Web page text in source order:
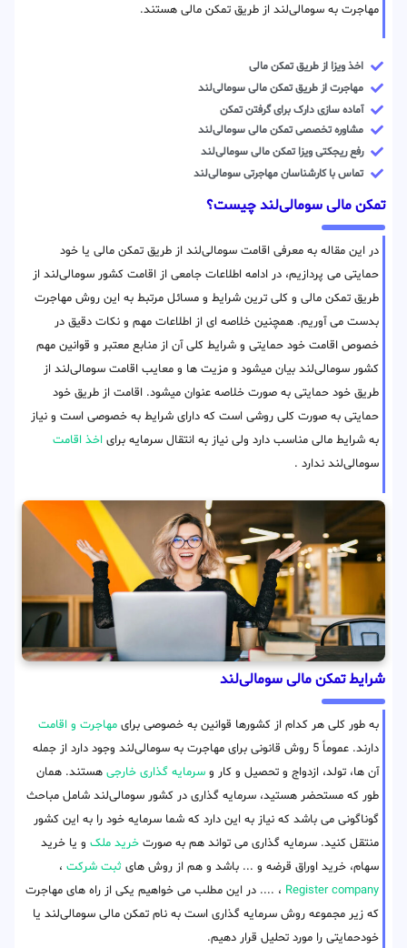
مهاجرت به سومالی‌لند از طریق تمکن مالی هستند.
اخذ ویزا از طریق تمکن مالی
مهاجرت از طریق تمکن مالی سومالی‌لند
آماده سازی دارک برای گرفتن تمکن
مشاوره تخصصی تمکن مالی سومالی‌لند
رفع ریجکتی ویزا تمکن مالی سومالی‌لند
تماس با کارشناسان مهاجرتی سومالی‌لند
تمکن مالی سومالی‌لند چیست؟
در این مقاله به معرفی اقامت سومالی‌لند از طریق تمکن مالی یا خود
حمایتی می پردازیم، در ادامه اطلاعات جامعی از اقامت کشور سومالی‌لند از
طریق تمکن مالی و کلی ترین شرایط و مسائل مرتبط به این روش مهاجرت
بدست می آوریم. همچنین خلاصه ای از اطلاعات مهم و نکات دقیق در
خصوص اقامت خود حمایتی و شرایط کلی آن از منابع معتبر و قوانین مهم
کشور سومالی‌لند بیان میشود و مزیت ها و معایب اقامت سومالی‌لند از
طریق خود حمایتی به صورت خلاصه عنوان میشود. اقامت از طریق خود
حمایتی به صورت کلی روشی است که دارای شرایط به خصوصی است و نیاز
به شرایط مالی مناسب دارد ولی نیاز به انتقال سرمایه برای اخذ اقامت
سومالی‌لند ندارد .
شرایط تمکن مالی سومالی‌لند
به طور کلی هر کدام از کشورها قوانین به خصوصی برای مهاجرت و اقامت
دارند. عموماً 5 روش قانونی برای مهاجرت به سومالی‌لند وجود دارد از جمله
آن ها، تولد، ازدواج و تحصیل و کار و سرمایه گذاری خارجی هستند. همان
طور که مستحضر هستید، سرمایه گذاری در کشور سومالی‌لند شامل مباحث
گوناگونی می باشد که نیاز به این دارد که شما سرمایه خود را به این کشور
منتقل کنید. سرمایه گذاری می تواند هم به صورت خرید ملک و یا خرید
سهام، خرید اوراق قرضه و ... باشد و هم از روش های ثبت شرکت ،
Register company ، .... در این مطلب می خواهیم یکی از راه های مهاجرت
که زیر مجموعه روش سرمایه گذاری است به نام تمکن مالی سومالی‌لند یا
خودحمایتی را مورد تحلیل قرار دهیم.